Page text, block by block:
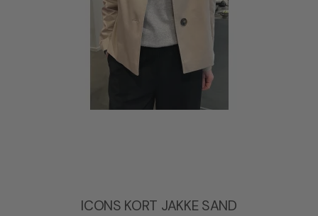
ICONS KORT JAKKE SAND